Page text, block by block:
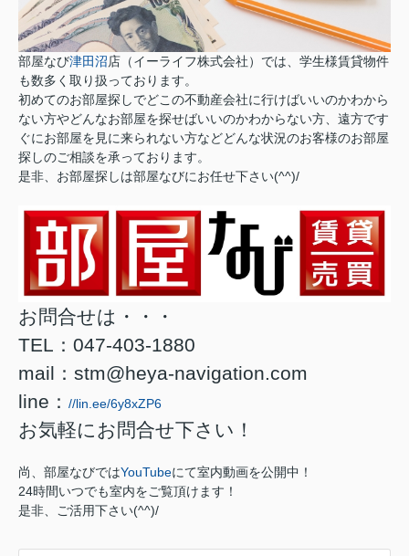
部屋なび津田沼店（イーライフ株式会社）では、学生様賃貸物件
も数多く取り扱っております。
初めてのお部屋探しでどこの不動産会社に行けばいいのかわから
ない方やどんなお部屋を探せばいいのかわからない方、遠方です
ぐにお部屋を見に来られない方などどんな状況のお客様のお部屋
探しのご相談を承っております。
是非、お部屋探しは部屋なびにお任せ下さい(^^)/
お問合せは・・・
TEL：047-403-1880
mail：stm@heya-navigation.com
line： //lin.ee/6y8xZP6
お気軽にお問合せ下さい！
尚、部屋なびではYouTubeにて室内動画を公開中！
24時間いつでも室内をご覧頂けます！
是非、ご活用下さい(^^)/